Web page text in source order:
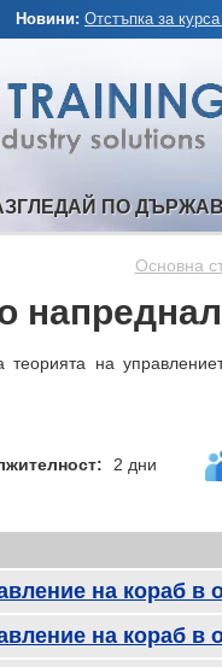
Новини: Отстъпка за
ПО
Основна
на
2 дни
на кораб в
на кораб в